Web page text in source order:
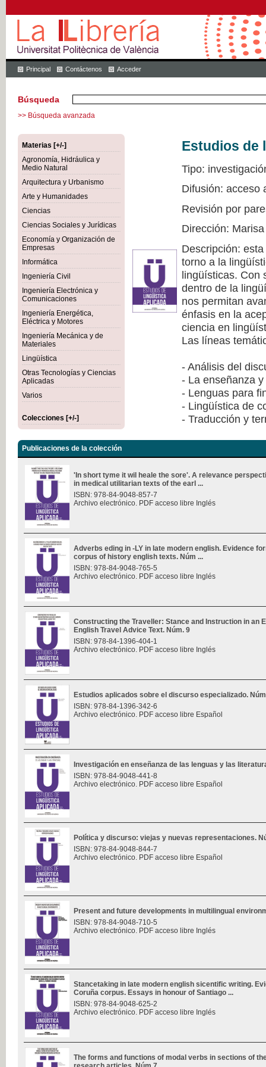
Principal Contáctenos Acceder
Búsqueda
>> Búsqueda avanzada
Materias [+/-]
Agronomía, Hidráulica y
Medio Natural
Arquitectura y Urbanismo
Arte y Humanidades
Ciencias
Ciencias Sociales y Jurídicas
Economía y Organización de
Empresas
Informática
Ingeniería Civil
Ingeniería Electrónica y
Comunicaciones
Ingeniería Energética,
Eléctrica y Motores
Ingeniería Mecánica y de
Materiales
Lingüística
Otras Tecnologías y Ciencias
Aplicadas
Varios
Colecciones [+/-]
Estudios de
Tipo:
Difusión: acceso
Revisión por
Dirección:
Descripción:
torno a la
lingüísticas. Con
dentro de la
nos permitan
énfasis en la
ciencia en
Las líneas
- Análisis del
- La enseñanza
- Lenguas para
- Lingüística de
- Traducción y
Publicaciones de la colección
'In short tyme it wil heale the sore'. A relevance
in medical utilitarian texts of the earl ...
ISBN: 978-84-9048-857-7
Archivo electrónico. PDF acceso libre Inglés
Adverbs eding in -LY in late modern english. Evidence
corpus of history english texts. Núm ...
ISBN: 978-84-9048-765-5
Archivo electrónico. PDF acceso libre Inglés
Constructing the Traveller: Stance and Instruction in an
English Travel Advice Text. Núm. 9
ISBN: 978-84-1396-404-1
Archivo electrónico. PDF acceso libre Inglés
Estudios aplicados sobre el discurso especializado.
ISBN: 978-84-1396-342-6
Archivo electrónico. PDF acceso libre Español
Investigación en enseñanza de las lenguas y las
ISBN: 978-84-9048-441-8
Archivo electrónico. PDF acceso libre Español
Política y discurso: viejas y nuevas representaciones.
ISBN: 978-84-9048-844-7
Archivo electrónico. PDF acceso libre Español
Present and future developments in multilingual
ISBN: 978-84-9048-710-5
Archivo electrónico. PDF acceso libre Inglés
Stancetaking in late modern english sicentific writing.
Coruña corpus. Essays in honour of Santiago ...
ISBN: 978-84-9048-625-2
Archivo electrónico. PDF acceso libre Inglés
The forms and functions of modal verbs in sections of